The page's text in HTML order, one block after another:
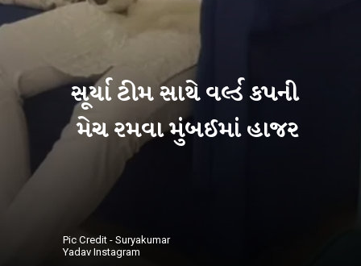
સૂર્યા ટીમ સાથે વર્લ્ડ કપની
મેચ રમવા મુંબઈમાં હાજર
Pic Credit - Suryakumar
Yadav Instagram